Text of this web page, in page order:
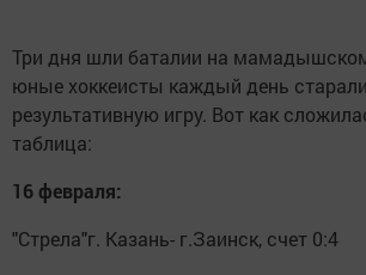
Три дня шли баталии на
юные хоккеисты каждый день
результативную игру. Вот как
таблица:
16 февраля:
"Стрела"г. Казань- г.Заинск, счет 0:4